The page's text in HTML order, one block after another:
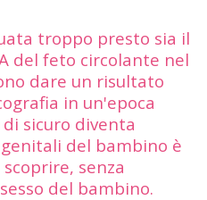
troppo presto sia il
del feto circolante nel
dare un risultato
in un'epoca
sicuro diventa
del bambino è
senza
del bambino.